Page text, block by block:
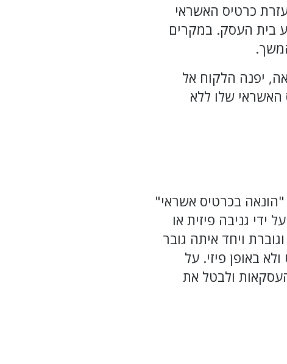
כרטיס האשראי
בית העסק. במקרים
יפנה הלקוח אל
שלו ללא
בכרטיס אשראי"
גניבה פיזית או
ויחד איתה גובר
באופן פיזי. על
ולבטל את